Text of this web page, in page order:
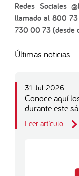
Redes Sociales
llamado al 800
730 00 73 (desde
Últimas noticias
31 Jul 2026
Conoce aquí
durante este
Leer artículo